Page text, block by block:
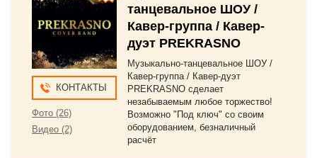
КОНТАКТЫ
Фото (26)
Видео (2)
танцевальное ШОУ /
Кавер-группа / Кавер-
дуэт PREKRASNO
Музыкально-танцевальное ШОУ /
Кавер-группа / Кавер-дуэт
PREKRASNO сделает
незабываемым любое торжество!
Возможно "Под ключ" со своим
оборудованием, безналичный
расчёт